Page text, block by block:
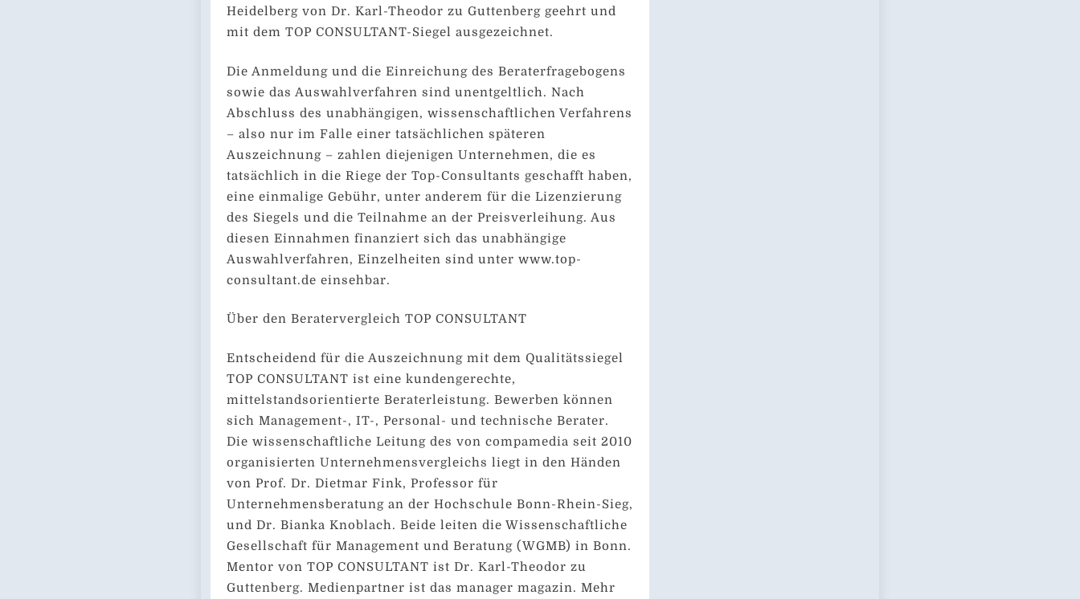
Heidelberg von Dr. Karl-Theodor zu Guttenberg geehrt und
mit dem TOP CONSULTANT-Siegel ausgezeichnet.
Die Anmeldung und die Einreichung des Beraterfragebogens
sowie das Auswahlverfahren sind unentgeltlich. Nach
Abschluss des unabhängigen, wissenschaftlichen Verfahrens
– also nur im Falle einer tatsächlichen späteren
Auszeichnung – zahlen diejenigen Unternehmen, die es
tatsächlich in die Riege der Top-Consultants geschafft haben,
eine einmalige Gebühr, unter anderem für die Lizenzierung
des Siegels und die Teilnahme an der Preisverleihung. Aus
diesen Einnahmen finanziert sich das unabhängige
Auswahlverfahren, Einzelheiten sind unter www.top-
consultant.de einsehbar.
Über den Beratervergleich TOP CONSULTANT
Entscheidend für die Auszeichnung mit dem Qualitätssiegel
TOP CONSULTANT ist eine kundengerechte,
mittelstandsorientierte Beraterleistung. Bewerben können
sich Management-, IT-, Personal- und technische Berater.
Die wissenschaftliche Leitung des von compamedia seit 2010
organisierten Unternehmensvergleichs liegt in den Händen
von Prof. Dr. Dietmar Fink, Professor für
Unternehmensberatung an der Hochschule Bonn-Rhein-Sieg,
und Dr. Bianka Knoblach. Beide leiten die Wissenschaftliche
Gesellschaft für Management und Beratung (WGMB) in Bonn.
Mentor von TOP CONSULTANT ist Dr. Karl-Theodor zu
Guttenberg. Medienpartner ist das manager magazin. Mehr